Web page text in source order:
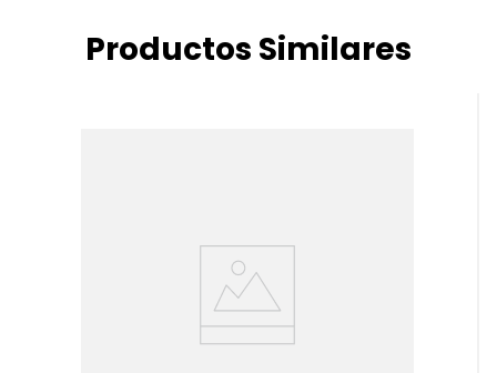
Productos Similares